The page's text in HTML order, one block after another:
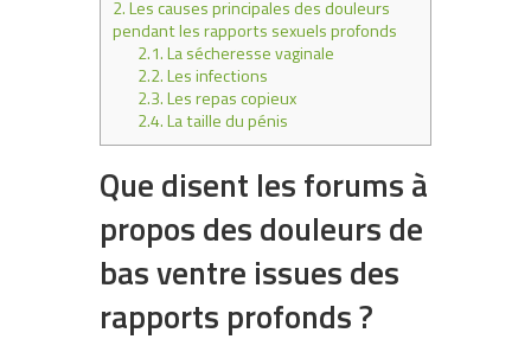
2.Les causes principales des douleurs
pendant les rapports sexuels profonds
2.1.La sécheresse vaginale
2.2.Les infections
2.3.Les repas copieux
2.4.La taille du pénis
Que disent les forums à
propos des douleurs de
bas ventre issues des
rapports profonds ?